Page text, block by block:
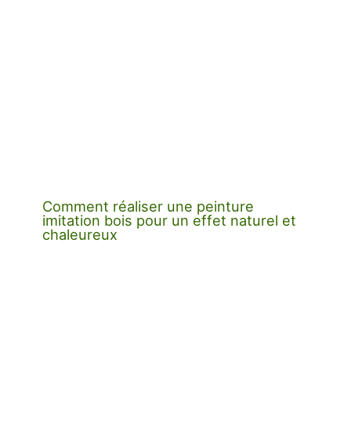
Comment réaliser une peinture
imitation bois pour un effet naturel et
chaleureux